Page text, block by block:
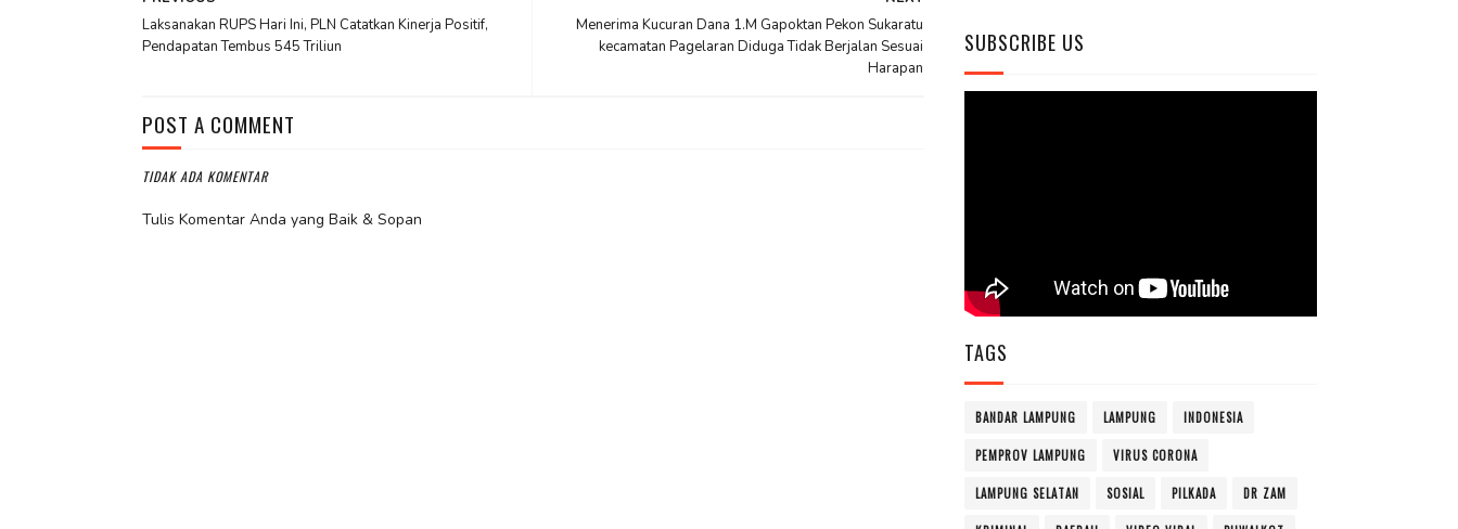
Menerima Kucuran Dana 1.M Gapoktan Pekon Sukaratu
kecamatan Pagelaran Diduga Tidak Berjalan Sesuai
Harapan
Laksanakan RUPS Hari Ini, PLN Catatkan Kinerja Positif,
Pendapatan Tembus 545 Triliun
POST A COMMENT
TIDAK ADA KOMENTAR
Tulis Komentar Anda yang Baik & Sopan
SUBSCRIBE US
TAGS
BANDAR LAMPUNG LAMPUNG INDONESIA
PEMPROV LAMPUNG VIRUS CORONA
LAMPUNG SELATAN SOSIAL PILKADA DR ZAM